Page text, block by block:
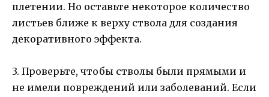
плетении. Но оставьте некоторое количество
листьев ближе к верху ствола для создания
декоративного эффекта.
3. Проверьте, чтобы стволы были прямыми и
не имели повреждений или заболеваний. Если